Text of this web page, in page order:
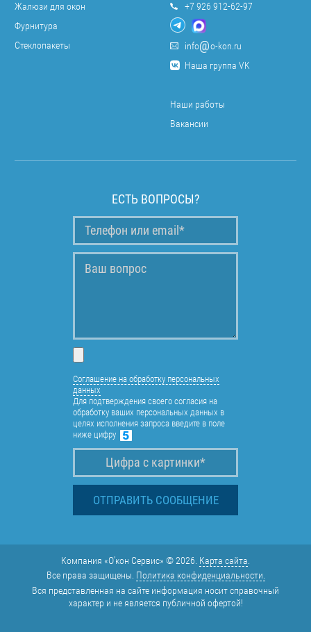
Жалюзи для окон
Фурнитура
Стеклопакеты
+7 926 912-62-97
info
o-kon.ru
Наша группа VK
Наши работы
Вакансии
ЕСТЬ ВОПРОСЫ?
Соглашение на обработку персональных
данных
Для подтверждения своего согласия на
обработку ваших персональных данных в
целях исполнения запроса введите в поле
ниже цифру
Компания «О'кон Сервис» © 2026. Карта сайта
Все права защищены. Политика конфиденциальности.
Вся представленная на сайте информация носит справочный
характер и не является публичной офертой!